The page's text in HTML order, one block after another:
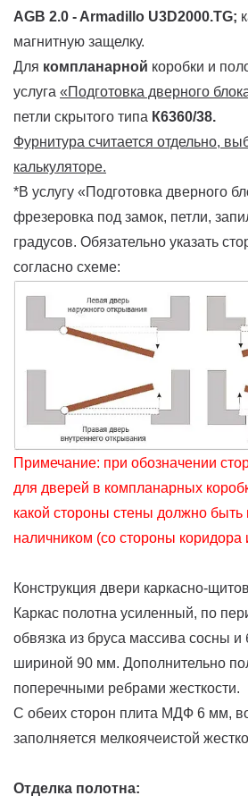
AGB 2.0 - Armadillo U3D2000.TG;
магнитную защелку.
Для компланарной коробки и
услуга «Подготовка дверного
петли скрытого типа К6360/38.
Фурнитура считается отдельно,
калькуляторе.
*В услугу «Подготовка дверного
фрезеровка под замок, петли,
градусов. Обязательно указать
согласно схеме:
Примечание: при обозначении
для дверей в компланарных
какой стороны стены должно быть
наличником (со стороны коридора
Конструкция двери каркасно-
Каркас полотна усиленный, по
обвязка из бруса массива сосны
шириной 90 мм. Дополнительно
поперечными ребрами жесткости.
С обеих сторон плита МДФ 6 мм,
заполняется мелкоячеистой
Отделка полотна: